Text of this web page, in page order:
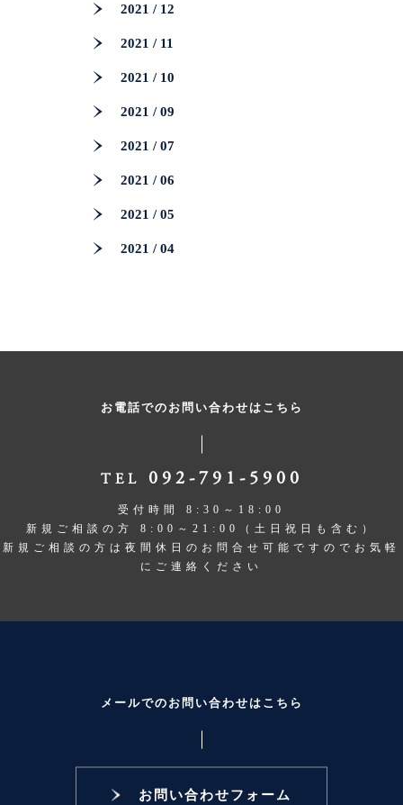
2021 / 12
2021 / 11
2021 / 10
2021 / 09
2021 / 07
2021 / 06
2021 / 05
2021 / 04
お電話でのお問い合わせはこちら
TEL 092-791-5900
受付時間 8:30～18:00
新規ご相談の方 8:00～21:00（土日祝日も含む）
新規ご相談の方は夜間休日のお問合せ可能ですのでお気軽
にご連絡ください
メールでのお問い合わせはこちら
お問い合わせフォーム